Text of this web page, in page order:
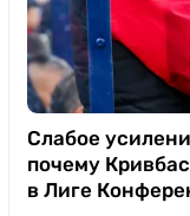
Слабое
почему
в Лиге